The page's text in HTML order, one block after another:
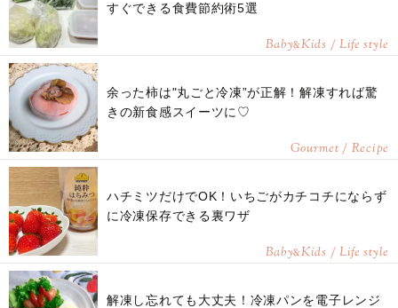
すぐできる食費節約術5選
Baby&Kids / Life style
余った柿は"丸ごと冷凍”が正解！解凍すれば驚
きの新食感スイーツに♡
Gourmet / Recipe
ハチミツだけでOK！いちごがカチコチにならず
に冷凍保存できる裏ワザ
Baby&Kids / Life style
解凍し忘れても大丈夫！冷凍パンを電子レンジ